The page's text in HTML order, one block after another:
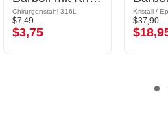
Chirurgenstahl 316L
$7,49
$3,75
$37,90